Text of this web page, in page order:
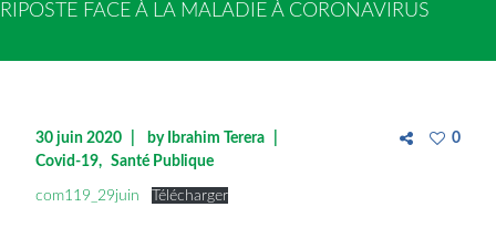
RIPOSTE FACE À LA MALADIE À CORONAVIRUS
30 juin 2020 by Ibrahim Terera
Covid-19
Santé Publique
0
com119_29juin Télécharger